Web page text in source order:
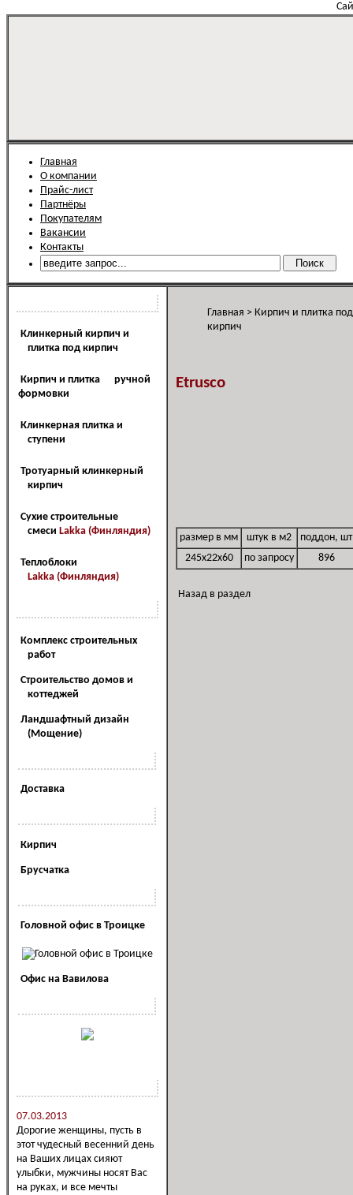
Главная
О компании
Прайс-лист
Партнёры
Покупателям
Вакансии
Контакты
Клинкерный кирпич и
плитка под кирпич
Кирпич и плитка ручной
формовки
Клинкерная плитка и
ступени
Тротуарный клинкерный
кирпич
Сухие строительные
смеси Lakka (Финляндия)
Теплоблоки
Lakka (Финляндия)
Комплекс строительных
работ
Cтроительство домов и
коттеджей
Ландшафтный дизайн
(Мощение)
Доставка
Кирпич
Брусчатка
Головной офис в Троицке
Офис на Вавилова
07.03.2013
Дорогие женщины, пусть в
этот чудесный весенний день
на Ваших лицах сияют
улыбки, мужчины носят Вас
на руках, и все мечты
Главная > Кирпич и плитка
кирпич
Etrusco
размер в мм штук в м2
поддон, шт
245x22x60
по запросу 896
Назад в раздел